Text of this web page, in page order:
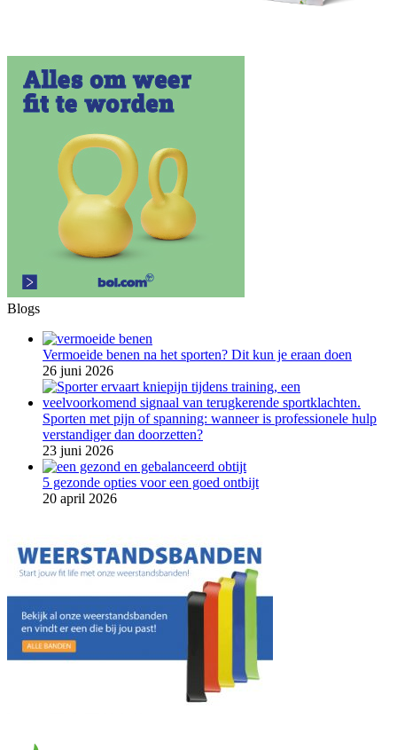
Blogs
Vermoeide benen na het sporten? Dit kun je eraan doen
26 juni 2026
Sporten met pijn of spanning: wanneer is professionele hulp
verstandiger dan doorzetten?
23 juni 2026
5 gezonde opties voor een goed ontbijt
20 april 2026